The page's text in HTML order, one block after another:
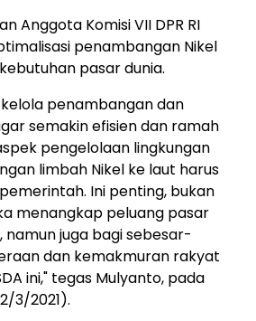
Anggota Komisi VII DPR RI
penambangan Nikel
pasar dunia.
penambangan dan
semakin efisien dan ramah
pengelolaan lingkungan
limbah Nikel ke laut harus
Ini penting, bukan
menangkap peluang pasar
namun juga bagi sebesar-
dan kemakmuran rakyat
ini," tegas Mulyanto, pada
3/2021).